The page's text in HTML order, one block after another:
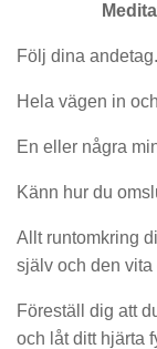
Följ dina andetag.
Hela vägen in
En eller några
Känn hur du
Allt runtomkring
själv och den vita
Föreställ dig att
och låt ditt hjärta